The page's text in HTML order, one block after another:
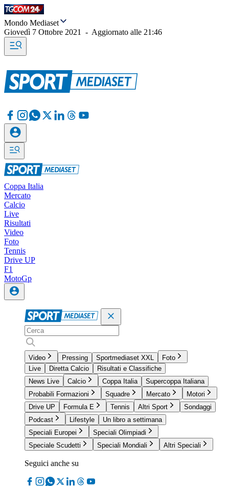
Mondo Mediaset
Giovedì 7 Ottobre 2021
- Aggiornato alle 21:46
Coppa Italia
Mercato
Calcio
Live
Risultati
Video
Foto
Tennis
Drive UP
F1
MotoGp
Video Pressing Sportmediaset XXL
Foto
Live
Diretta Calcio
Risultati e Classifiche
News Live
Calcio Coppa Italia
Supercoppa Italiana
Probabili Formazioni
Squadre Mercato
Motori
Drive UP
Formula E Tennis Altri Sport
Sondaggi
Podcast
Lifestyle
Un libro a settimana
Speciali Europei
Speciali Olimpiadi
Speciale Scudetti
Speciali Mondiali Altri Speciali
Seguici anche su